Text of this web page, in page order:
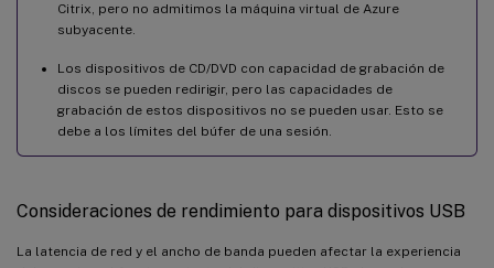
Citrix, pero no admitimos la máquina virtual de Azure
subyacente.
Los dispositivos de CD/DVD con capacidad de grabación de
discos se pueden redirigir, pero las capacidades de
grabación de estos dispositivos no se pueden usar. Esto se
debe a los límites del búfer de una sesión.
Consideraciones de rendimiento para dispositivos USB
La latencia de red y el ancho de banda pueden afectar la experiencia